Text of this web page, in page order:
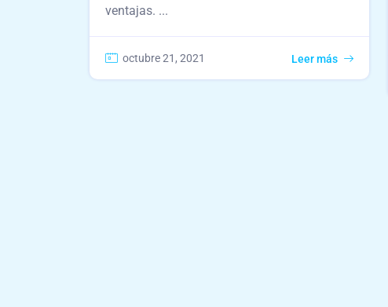
ventajas. ...
octubre 21, 2021 Leer más